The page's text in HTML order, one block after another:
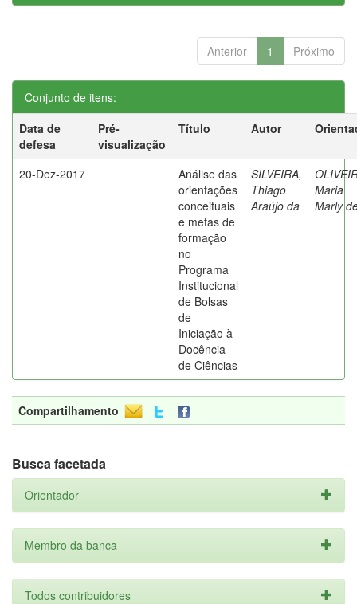
Anterior 1 Próximo
Conjunto de itens:
Data de
defesa
Pré-
visualização
Título Autor
20-Dez-2017
Análise das
orientações
conceituais
e metas de
formação
no
Programa
Institucional
de Bolsas
de
Iniciação à
Docência
de Ciências
SILVEIRA,
Thiago
Araújo da
Maria
Marly
Compartilhamento
Busca facetada
Orientador
Membro da banca
Todos contribuidores